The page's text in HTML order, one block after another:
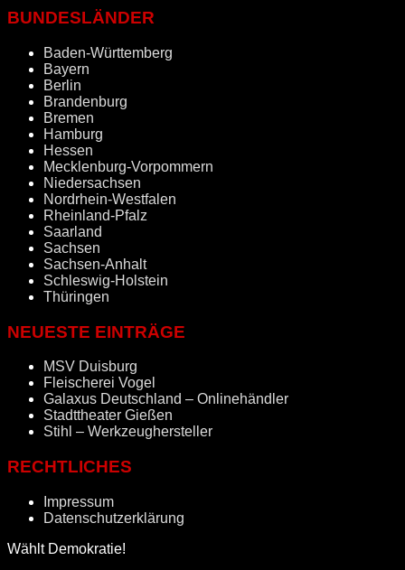
BUNDESLÄNDER
Baden-Württemberg
Bayern
Berlin
Brandenburg
Bremen
Hamburg
Hessen
Mecklenburg-Vorpommern
Niedersachsen
Nordrhein-Westfalen
Rheinland-Pfalz
Saarland
Sachsen
Sachsen-Anhalt
Schleswig-Holstein
Thüringen
NEUESTE EINTRÄGE
MSV Duisburg
Fleischerei Vogel
Galaxus Deutschland – Onlinehändler
Stadttheater Gießen
Stihl – Werkzeughersteller
RECHTLICHES
Impressum
Datenschutzerklärung
Wählt Demokratie!